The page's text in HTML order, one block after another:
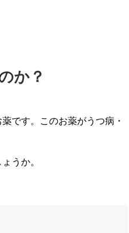
か？
です。このお薬がうつ病・
うか。